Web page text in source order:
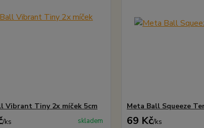
Vibrant Tiny 2x míček 5cm
/ks skladem
Meta Ball Squeeze
69 Kč/ks